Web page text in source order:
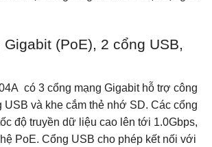
(PoE), 2 cổng USB,
có 3 cổng mạng Gigabit hỗ trợ công
USB và khe cắm thẻ nhớ SD. Các cổng
độ truyền dữ liệu cao lên tới 1.0Gbps,
PoE. Cổng USB cho phép kết nối với